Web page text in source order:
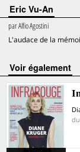
Eric Vu-An
parAlfio Agostini
L'audace de la
voir également